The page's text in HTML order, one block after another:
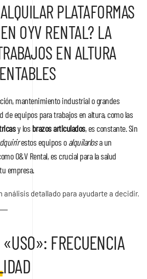
PLATAFORMAS
OYV RENTAL? LA
EN ALTURA
mantenimiento industrial o grandes
de equipos para trabajos en altura, como las
y losbrazos articulados, es constante. Sin
estos equipos oalquilarlosa un
O&V Rental, es crucial para la salud
empresa.
análisis detallado para ayudarte a decidir.
«USO»: FRECUENCIA